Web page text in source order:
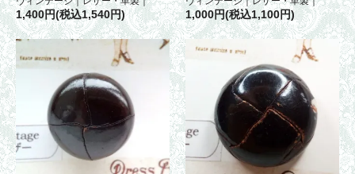
1,400円(税込1,540円) 1,000円(税込1,100円)